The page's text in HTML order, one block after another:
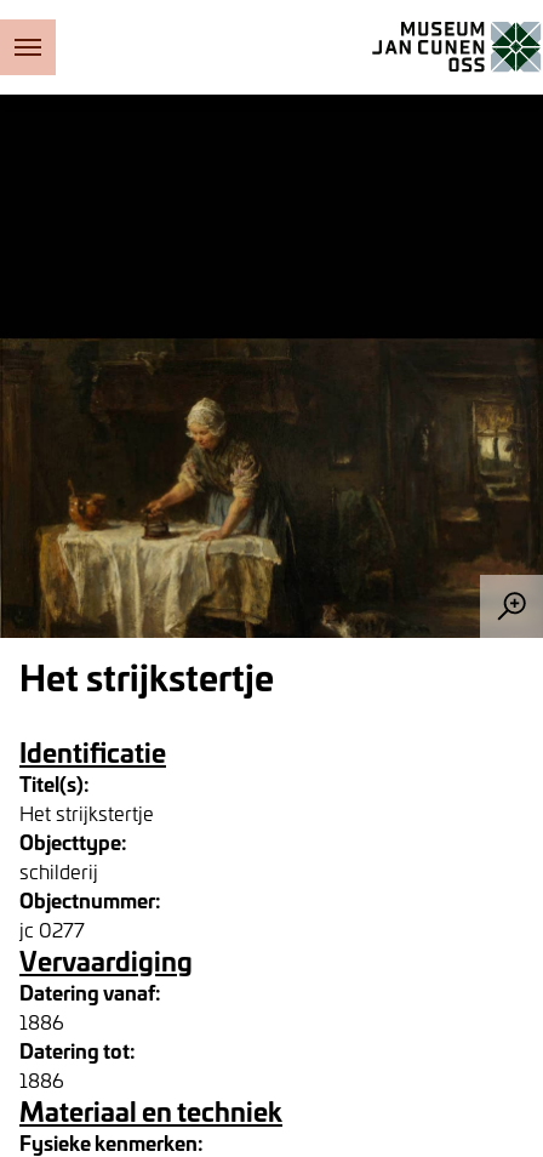
Het strijkstertje
Identificatie
Titel(s):
Het strijkstertje
Objecttype:
schilderij
Objectnummer:
jc 0277
Vervaardiging
Datering vanaf:
1886
Datering tot:
1886
Materiaal en techniek
Fysieke kenmerken: